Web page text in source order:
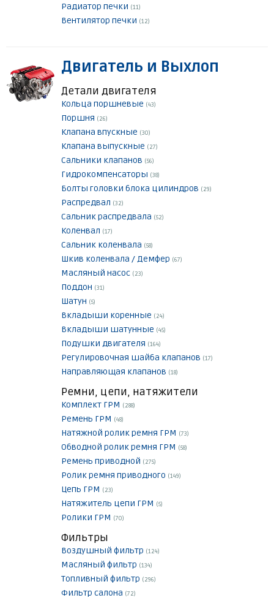
Радиатор печки (11)
Вентилятор печки (12)
Двигатель и Выхлоп
Детали двигателя
Кольца поршневые (43)
Поршня (26)
Клапана впускные (30)
Клапана выпускные (27)
Сальники клапанов (56)
Гидрокомпенсаторы (38)
Болты головки блока цилиндров (29)
Распредвал (32)
Сальник распредвала (52)
Коленвал (17)
Сальник коленвала (58)
Шкив коленвала / Демфер (67)
Масляный насос (23)
Поддон (31)
Шатун (5)
Вкладыши коренные (24)
Вкладыши шатунные (45)
Подушки двигателя (164)
Регулировочная шайба клапанов (17)
Направляющая клапанов (18)
Ремни, цепи, натяжители
Комплект ГРМ (288)
Ремень ГРМ (48)
Натяжной ролик ремня ГРМ (73)
Обводной ролик ремня ГРМ (58)
Ремень приводной (275)
Ролик ремня приводного (149)
Цепь ГРМ (23)
Натяжитель цепи ГРМ (5)
Ролики ГРМ (70)
Фильтры
Воздушный фильтр (124)
Масляный фильтр (134)
Топливный фильтр (296)
Фильтр салона (72)